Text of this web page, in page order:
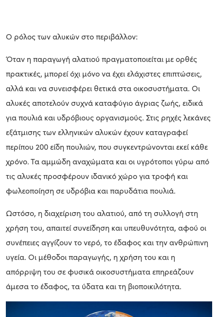
Ο ρόλος των αλυκών στο περιβάλλον:
Όταν η παραγωγή αλατιού πραγματοποιείται με ορθές
πρακτικές, μπορεί όχι μόνο να έχει ελάχιστες επιπτώσεις,
αλλά και να συνεισφέρει θετικά στα οικοσυστήματα. Οι
αλυκές αποτελούν συχνά καταφύγιο άγριας ζωής, ειδικά
για πουλιά και υδρόβιους οργανισμούς. Στις ρηχές λεκάνες
εξάτμισης των ελληνικών αλυκών έχουν καταγραφεί
περίπου 200 είδη πουλιών, που συγκεντρώνονται εκεί κάθε
χρόνο. Τα αμμώδη αναχώματα και οι υγρότοποι γύρω από
τις αλυκές προσφέρουν ιδανικό χώρο για τροφή και
φωλεοποίηση σε υδρόβια και παρυδάτια πουλιά.
Ωστόσο, η διαχείριση του αλατιού, από τη συλλογή στη
χρήση του, απαιτεί συνείδηση και υπευθυνότητα, αφού οι
συνέπειες αγγίζουν το νερό, το έδαφος και την ανθρώπινη
υγεία. Οι μέθοδοι παραγωγής, η χρήση του και η
απόρριψη του σε φυσικά οικοσυστήματα επηρεάζουν
άμεσα το έδαφος, τα ύδατα και τη βιοποικιλότητα.